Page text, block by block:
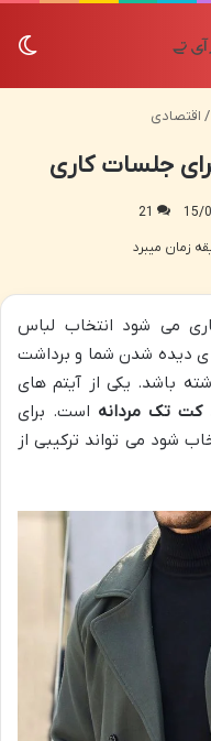
/ اقتصادی
جلسات کاری
21
می شود انتخاب لباس
ی دیده شدن شما و برداشت
باشد. یکی از آیتم های
کت تک مردانه است. برای
شود می تواند ترکیبی از